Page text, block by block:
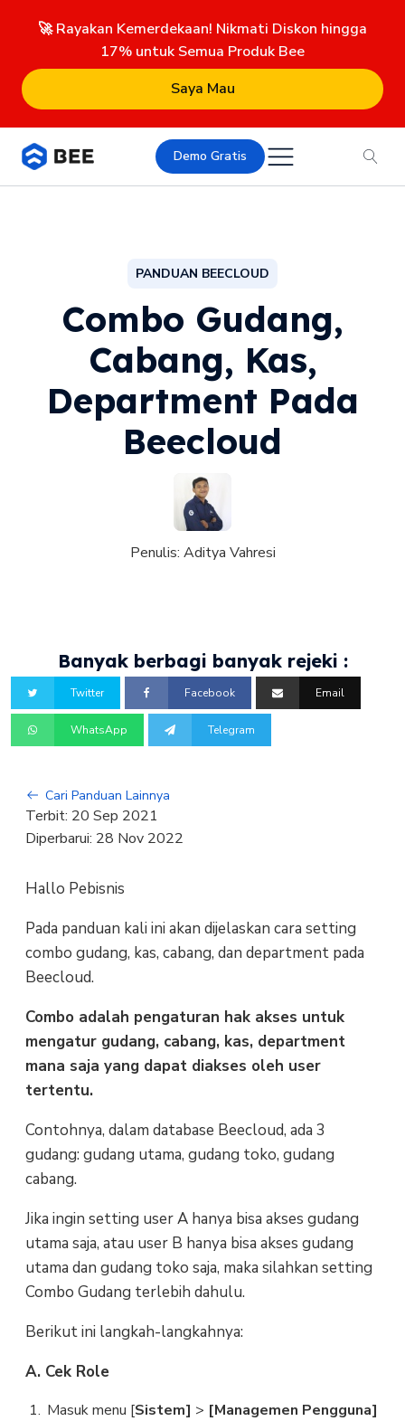
🚀 Rayakan Kemerdekaan! Nikmati Diskon hingga
17% untuk Semua Produk Bee
Saya Mau
Demo Gratis
PANDUAN BEECLOUD
Combo Gudang,
Cabang, Kas,
Department Pada
Beecloud
Penulis: Aditya Vahresi
Banyak berbagi banyak rejeki :
Twitter Facebook Email
WhatsApp Telegram
Cari Panduan Lainnya
Terbit: 20 Sep 2021
Diperbarui: 28 Nov 2022
Hallo Pebisnis
Pada panduan kali ini akan dijelaskan cara setting
combo gudang, kas, cabang, dan department pada
Beecloud.
Combo adalah pengaturan hak akses untuk
mengatur gudang, cabang, kas, department
mana saja yang dapat diakses oleh user
tertentu.
Contohnya, dalam database Beecloud, ada 3
gudang: gudang utama, gudang toko, gudang
cabang.
Jika ingin setting user A hanya bisa akses gudang
utama saja, atau user B hanya bisa akses gudang
utama dan gudang toko saja, maka silahkan setting
Combo Gudang terlebih dahulu.
Berikut ini langkah-langkahnya:
A. Cek Role
Masuk menu [Sistem] > [Managemen Pengguna]